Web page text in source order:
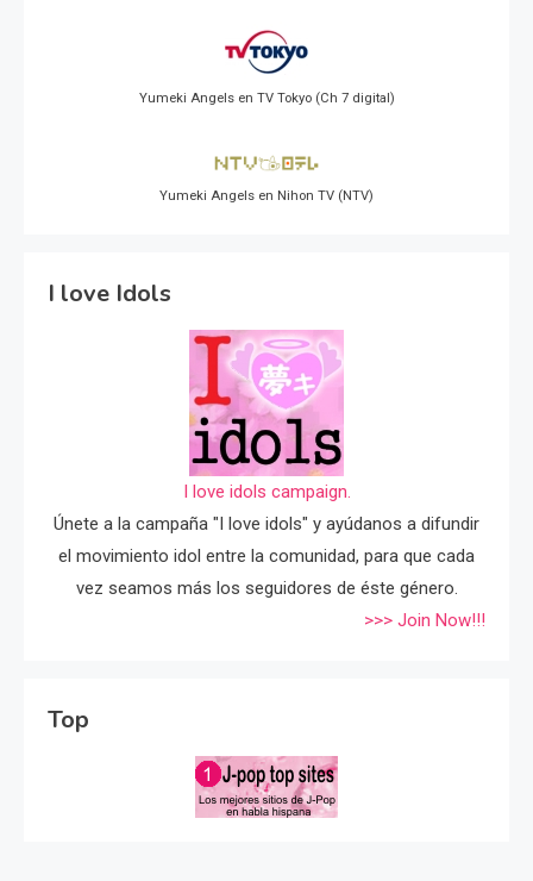
Yumeki Angels en TV Tokyo (Ch 7 digital)
Yumeki Angels en Nihon TV (NTV)
I love Idols
I love idols campaign.
Únete a la campaña "I love idols" y ayúdanos a difundir
el movimiento idol entre la comunidad, para que cada
vez seamos más los seguidores de éste género.
>>> Join Now!!!
Top